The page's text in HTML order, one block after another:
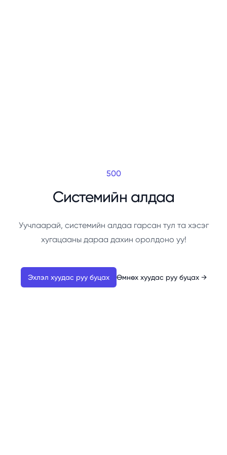
500
Системийн алдаа
Уучлаарай, системийн алдаа гарсан тул та хэсэг
хугацааны дараа дахин оролдоно уу!
Эхлэл хуудас руу буцах Өмнөх хуудас руу буцах →